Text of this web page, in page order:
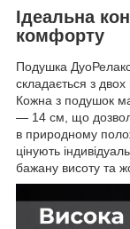
Ідеальна
комфорту
Подушка
складається з
Кожна з подушок
— 14 см, що
в природному
цінують
бажану висоту та